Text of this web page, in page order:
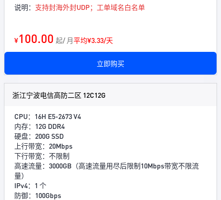
说明： 支持封海外封UDP；工单域名白名单
¥100.00 起/ 月平均¥3.33/天
立即购买
浙江宁波电信高防二区 12C12G
CPU：16H E5-2673 V4
内存：12G DDR4
硬盘：200G SSD
上行带宽：20Mbps
下行带宽：不限制
高速流量：3000GB（高速流量用尽后限制10Mbps带宽不限流
量）
IPv4：1 个
防御：100Gbps